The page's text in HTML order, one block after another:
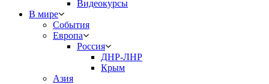
Видеокурсы
В мире
События
Европа
Россия
ДНР-ЛНР
Крым
Азия